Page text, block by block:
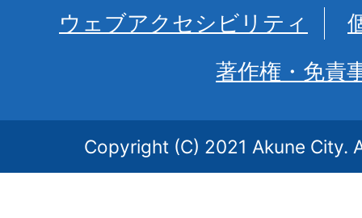
ウェブアクセシビリティ
著作権・免責
Copyright (C) 2021 Akune City.